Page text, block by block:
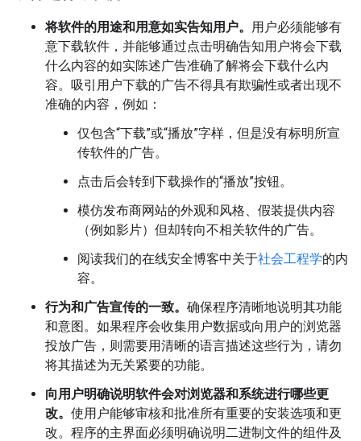
将软件的用途和用意如实告知用户。 用户必须能够有
意下载软件，并能够通过点击明确告知用户将会下载
什么内容的如实陈述广告准确了解将会下载什么内
容。吸引用户下载的广告不得具有欺骗性或者出现不
准确的内容，例如：
仅包含“下载”或“播放”字样，但是没有标明所宣
传软件的广告。
点击后会转到下载操作的“播放”按钮。
模仿发布商网站的外观和风格、假装提供内容
（例如影片）但却转向不相关软件的广告。
阅读我们的在线安全博客中关于社会工程学的内
容。
行为和广告宣传的一致。 确保程序清晰地说明其功能
和意图。如果程序会收集用户数据或向用户的浏览器
投放广告，则需要用清晰的语言描述这些行为，请勿
将其描述为无关紧要的功能。
向用户明确说明软件会对浏览器和系统进行哪些更
改。 使用户能够审核和批准所有重要的安装选项和更
改。程序的主界面必须明确说明二进制文件的组件及